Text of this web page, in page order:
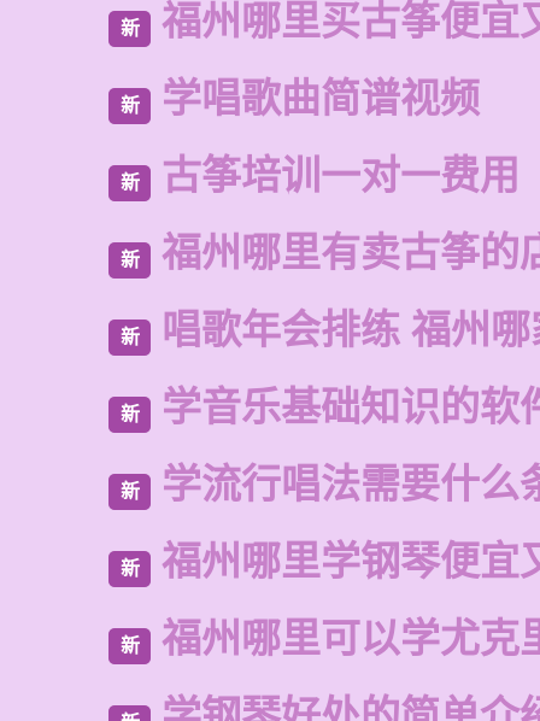
新 福州哪里买古筝便宜
新 学唱歌曲简谱视频
新 古筝培训一对一费用
新 福州哪里有卖古筝的
新 唱歌年会排练 福州
新 学音乐基础知识的软
新 学流行唱法需要什么
新 福州哪里学钢琴便宜
新 福州哪里可以学尤克